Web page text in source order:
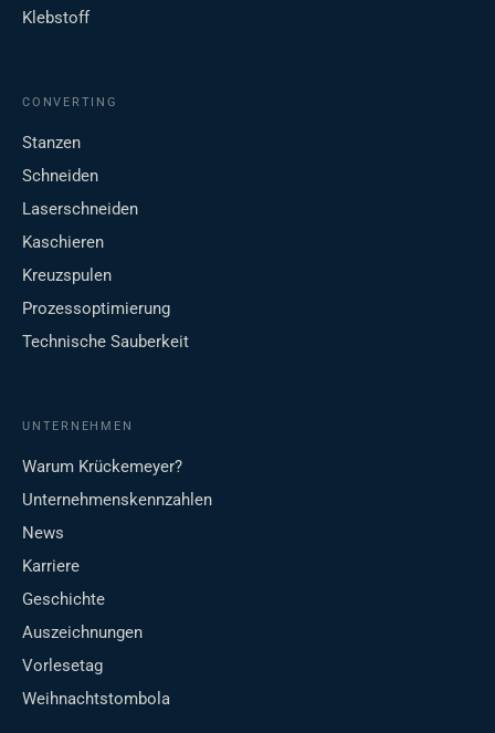
Klebstoff
CONVERTING
Stanzen
Schneiden
Laserschneiden
Kaschieren
Kreuzspulen
Prozessoptimierung
Technische Sauberkeit
UNTERNEHMEN
Warum Krückemeyer?
Unternehmenskennzahlen
News
Karriere
Geschichte
Auszeichnungen
Vorlesetag
Weihnachtstombola